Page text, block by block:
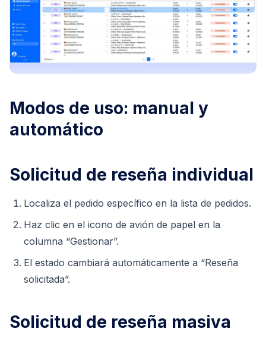
Modos de uso: manual y
automático
Solicitud de reseña individual
Localiza el pedido específico en la lista de pedidos.
Haz clic en el icono de avión de papel en la
columna “Gestionar”.
El estado cambiará automáticamente a “Reseña
solicitada”.
Solicitud de reseña masiva